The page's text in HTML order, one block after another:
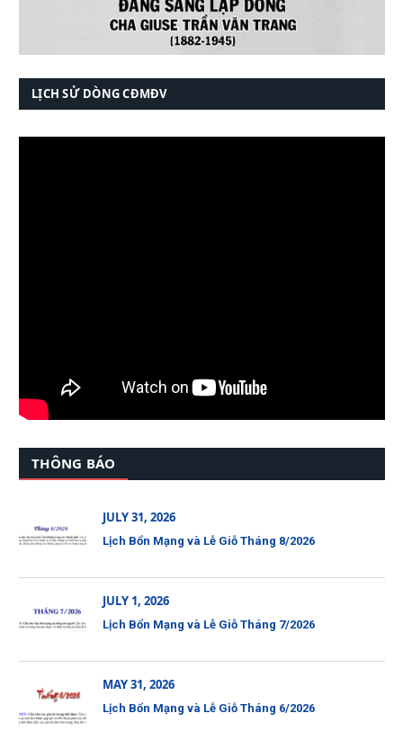
LỊCH SỬ DÒNG CĐMĐV
THÔNG BÁO
JULY 31, 2026
Lịch Bổn Mạng và Lễ Giỗ Tháng 8/2026
JULY 1, 2026
Lịch Bổn Mạng và Lễ Giỗ Tháng 7/2026
MAY 31, 2026
Lịch Bổn Mạng và Lễ Giỗ Tháng 6/2026